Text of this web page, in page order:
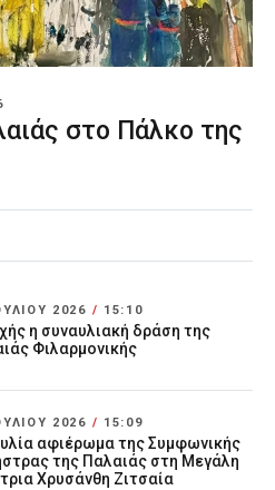
στο Πάλκο της
2026 / 15:10
η συναυλιακή δράση της
Φιλαρμονικής
2026 / 15:09
αφιέρωμα της Συμφωνικής
της Παλαιάς στη Μεγάλη
Χρυσάνθη Ζιτσαία